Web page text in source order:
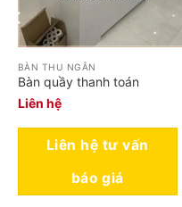
BÀN THU NGÂN
Bàn quầy thanh toán
Liên hệ
Liên hệ tư vấn
báo giá